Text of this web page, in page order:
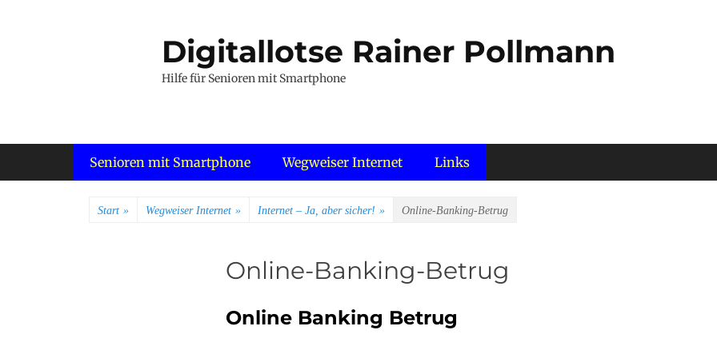
Digitallotse Rainer Pollmann
Hilfe für Senioren mit Smartphone
Primäres Menü
Senioren mit Smartphone Wegweiser Internet Links
Start » Wegweiser Internet » Internet – Ja, aber sicher! » Online-Banking-Betrug
Online-Banking-Betrug
Online Banking Betrug